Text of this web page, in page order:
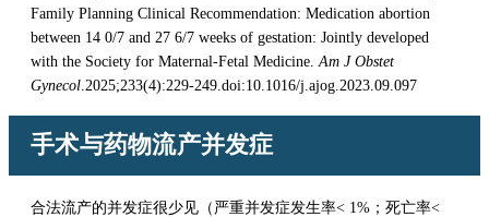
Family Planning Clinical Recommendation: Medication abortion
between 14 0/7 and 27 6/7 weeks of gestation: Jointly developed
with the Society for Maternal-Fetal Medicine.Am J Obstet
Gynecol.2025;233(4):229-249.doi:10.1016/j.ajog.2023.09.097
手术与药物流产并发症
合法流产的并发症很少见（严重并发症发生率< 1%；死亡率<